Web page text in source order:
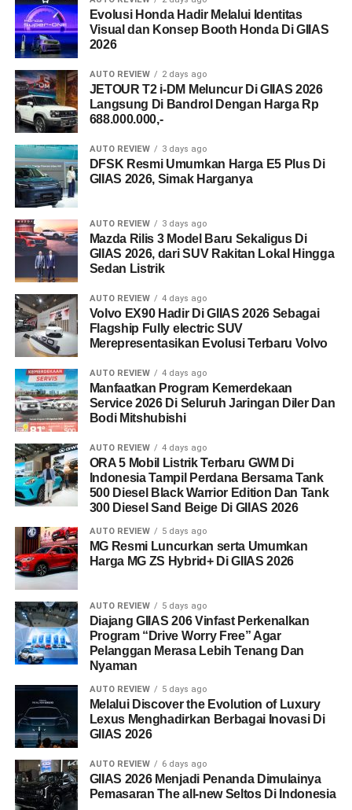
Evolusi Honda Hadir Melalui Identitas
Visual dan Konsep Booth Honda Di GIIAS
2026
AUTO REVIEW 2 days ago
JETOUR T2 i-DM Meluncur Di GIIAS 2026
Langsung Di Bandrol Dengan Harga Rp
688.000.000,-
AUTO REVIEW 3 days ago
DFSK Resmi Umumkan Harga E5 Plus Di
GIIAS 2026, Simak Harganya
AUTO REVIEW 3 days ago
Mazda Rilis 3 Model Baru Sekaligus Di
GIIAS 2026, dari SUV Rakitan Lokal Hingga
Sedan Listrik
AUTO REVIEW 4 days ago
Volvo EX90 Hadir Di GIIAS 2026 Sebagai
Flagship Fully electric SUV
Merepresentasikan Evolusi Terbaru Volvo
AUTO REVIEW 4 days ago
Manfaatkan Program Kemerdekaan
Service 2026 Di Seluruh Jaringan Diler Dan
Bodi Mitshubishi
AUTO REVIEW 4 days ago
ORA 5 Mobil Listrik Terbaru GWM Di
Indonesia Tampil Perdana Bersama Tank
500 Diesel Black Warrior Edition Dan Tank
300 Diesel Sand Beige Di GIIAS 2026
AUTO REVIEW 5 days ago
MG Resmi Luncurkan serta Umumkan
Harga MG ZS Hybrid+ Di GIIAS 2026
AUTO REVIEW 5 days ago
Diajang GIIAS 206 Vinfast Perkenalkan
Program “Drive Worry Free” Agar
Pelanggan Merasa Lebih Tenang Dan
Nyaman
AUTO REVIEW 5 days ago
Melalui Discover the Evolution of Luxury
Lexus Menghadirkan Berbagai Inovasi Di
GIIAS 2026
AUTO REVIEW 6 days ago
GIIAS 2026 Menjadi Penanda Dimulainya
Pemasaran The all-new Seltos Di Indonesia